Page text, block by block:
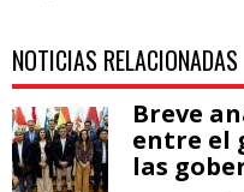
NOTICIAS RELACIONADAS
Breve
entre el
las